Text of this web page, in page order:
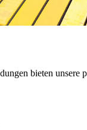
bieten